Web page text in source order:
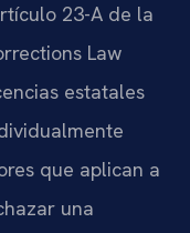
23-A de la
Law
estatales
que aplican a
una